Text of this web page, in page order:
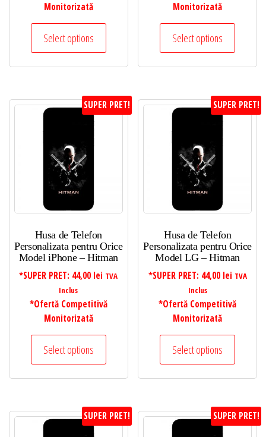
Monitorizată
Select options
Monitorizată
Select options
SUPER PRET!
Husa de Telefon
Personalizata pentru Orice
Model iPhone – Hitman
*SUPER PRET: 44,00 lei TVA
Inclus
*Ofertă Competitivă
Monitorizată
Select options
SUPER PRET!
Husa de Telefon
Personalizata pentru Orice
Model LG – Hitman
*SUPER PRET: 44,00 lei TVA
Inclus
*Ofertă Competitivă
Monitorizată
Select options
SUPER PRET! SUPER PRET!